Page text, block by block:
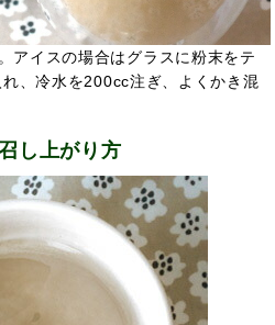
アイスの場合はグラスに粉末をテ
、冷水を200cc注ぎ、よくかき混
し上がり方